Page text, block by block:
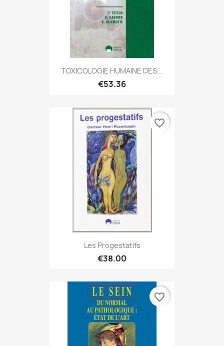
TOXICOLOGIE HUMAINE DES...
€53.36
Les Progestatifs
€38.00
favorite_border
favorite_border